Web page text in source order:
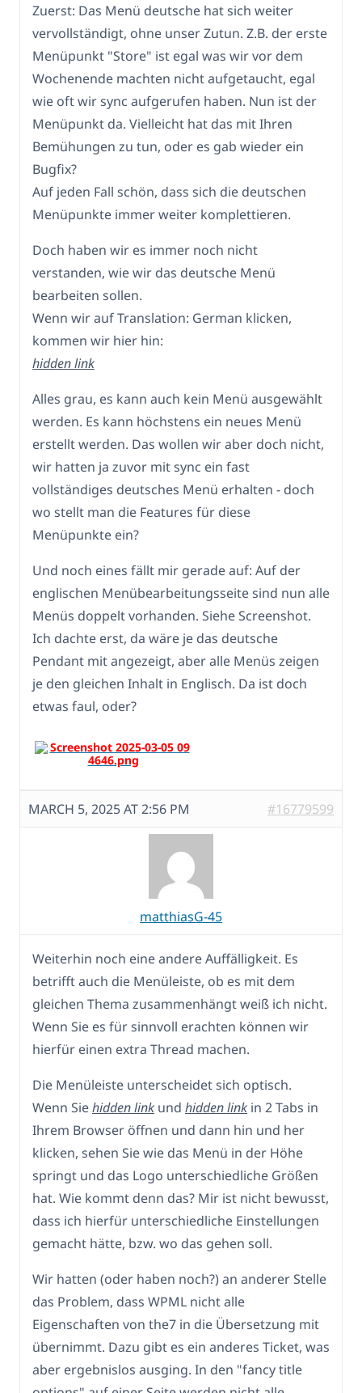
Zuerst: Das Menü deutsche hat sich weiter
vervollständigt, ohne unser Zutun. Z.B. der erste
Menüpunkt "Store" ist egal was wir vor dem
Wochenende machten nicht aufgetaucht, egal
wie oft wir sync aufgerufen haben. Nun ist der
Menüpunkt da. Vielleicht hat das mit Ihren
Bemühungen zu tun, oder es gab wieder ein
Bugfix?
Auf jeden Fall schön, dass sich die deutschen
Menüpunkte immer weiter komplettieren.
Doch haben wir es immer noch nicht
verstanden, wie wir das deutsche Menü
bearbeiten sollen.
Wenn wir auf Translation: German klicken,
kommen wir hier hin:
hidden link
Alles grau, es kann auch kein Menü ausgewählt
werden. Es kann höchstens ein neues Menü
erstellt werden. Das wollen wir aber doch nicht,
wir hatten ja zuvor mit sync ein fast
vollständiges deutsches Menü erhalten - doch
wo stellt man die Features für diese
Menüpunkte ein?
Und noch eines fällt mir gerade auf: Auf der
englischen Menübearbeitungsseite sind nun alle
Menüs doppelt vorhanden. Siehe Screenshot.
Ich dachte erst, da wäre je das deutsche
Pendant mit angezeigt, aber alle Menüs zeigen
je den gleichen Inhalt in Englisch. Da ist doch
etwas faul, oder?
MARCH 5, 2025 AT 2:56 PM #16779599
matthiasG-45
Weiterhin noch eine andere Auffälligkeit. Es
betrifft auch die Menüleiste, ob es mit dem
gleichen Thema zusammenhängt weiß ich nicht.
Wenn Sie es für sinnvoll erachten können wir
hierfür einen extra Thread machen.
Die Menüleiste unterscheidet sich optisch.
Wenn Siehidden link und hidden link in 2 Tabs in
Ihrem Browser öffnen und dann hin und her
klicken, sehen Sie wie das Menü in der Höhe
springt und das Logo unterschiedliche Größen
hat. Wie kommt denn das? Mir ist nicht bewusst,
dass ich hierfür unterschiedliche Einstellungen
gemacht hätte, bzw. wo das gehen soll.
Wir hatten (oder haben noch?) an anderer Stelle
das Problem, dass WPML nicht alle
Eigenschaften von the7 in die Übersetzung mit
übernimmt. Dazu gibt es ein anderes Ticket, was
aber ergebnislos ausging. In den "fancy title